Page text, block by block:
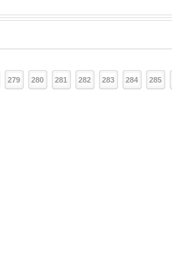
279 280 281 282 283 284 285